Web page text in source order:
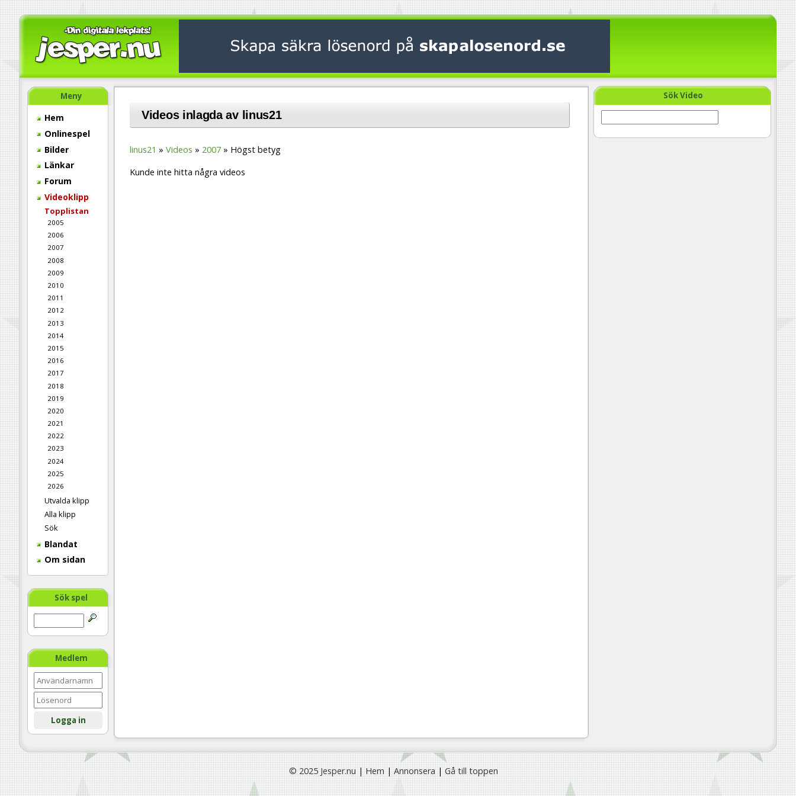
Meny
Hem
Onlinespel
Bilder
Länkar
Forum
Videoklipp
Topplistan
2005
2006
2007
2008
2009
2010
2011
2012
2013
2014
2015
2016
2017
2018
2019
2020
2021
2022
2023
2024
2025
2026
Utvalda klipp
Alla klipp
Sök
Blandat
Om sidan
Sök spel
Medlem
Logga in
Sök Video
Videos inlagda av linus21
linus21 Videos 2007 Högst betyg
Kunde inte hitta några videos
© 2025 Jesper.nu|Hem|Annonsera|Gå till toppen